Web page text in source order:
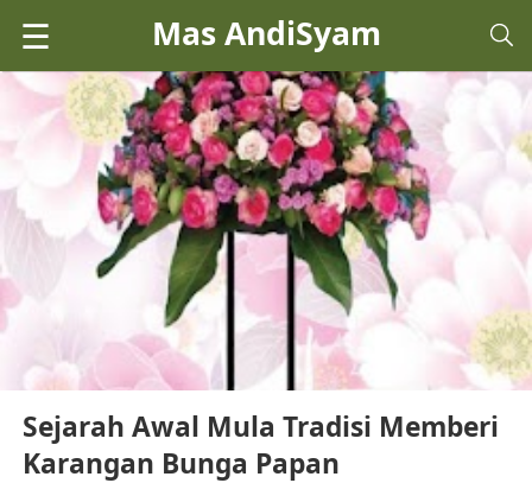
☰ Mas AndiSyam
Sejarah Awal Mula Tradisi Memberi
Karangan Bunga Papan